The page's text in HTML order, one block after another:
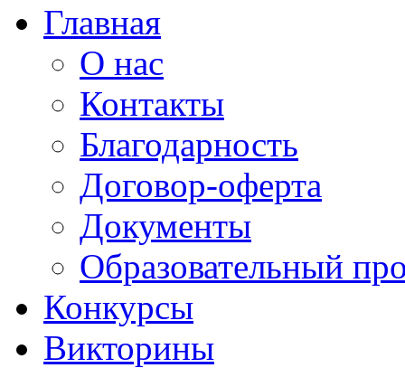
Главная
О нас
Контакты
Благодарность
Договор-оферта
Документы
Образовательный
Конкурсы
Викторины